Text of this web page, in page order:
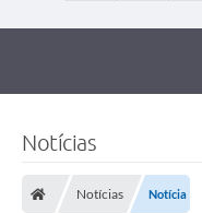
Notícias
Notícias Notícia